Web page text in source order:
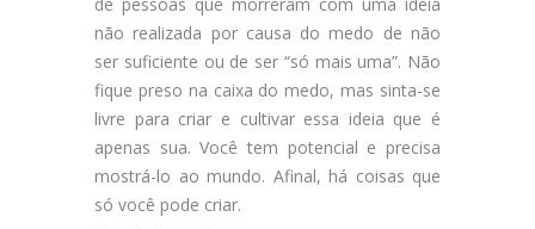
não realizada por causa do medo de não
ser suficiente ou de ser “só mais uma”. Não
fique preso na caixa do medo, mas sinta-se
livre para criar e cultivar essa ideia que é
apenas sua. Você tem potencial e precisa
mostrá-lo ao mundo. Afinal, há coisas que
só você pode criar.